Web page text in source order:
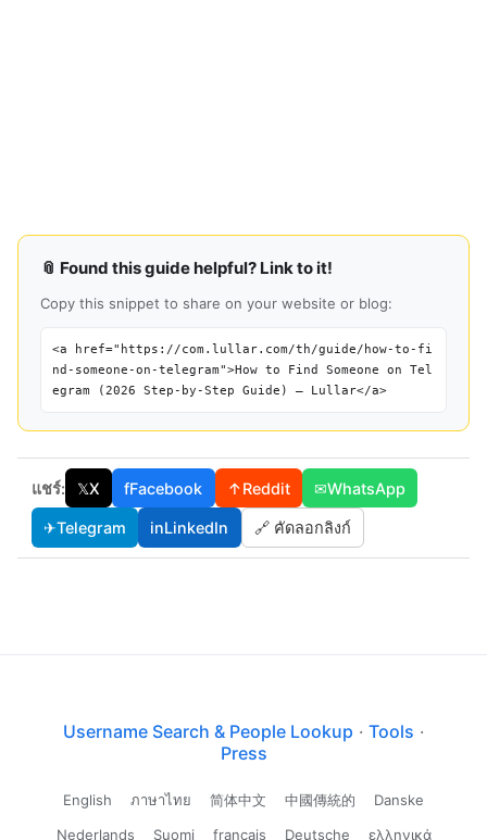
📎 Found this guide helpful? Link to it!
Copy this snippet to share on your website or blog:
<a href="https://com.lullar.com/th/guide/how-to-fi
nd-someone-on-telegram">How to Find Someone on Tel
egram (2026 Step-by-Step Guide) — Lullar</a>
แชร์: 𝕏X fFacebook ↑Reddit ✉WhatsApp
✈Telegram inLinkedIn 🔗 คัดลอกลิงก์
Username Search & People Lookup · Tools ·
Press
English ภาษาไทย 简体中文 中國傳統的
Danske
Nederlands
Suomi français Deutsche ελληνικά